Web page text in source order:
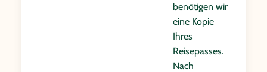
benötigen wir
eine Kopie
Ihres
Reisepasses.
Nach